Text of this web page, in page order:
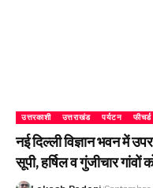
उत्तरकाशी उत्तराखंड पर्यटन फीचर्ड
नई दिल्ली विज्ञान भवन में
सूपी, हर्षिल व गुंजीचार